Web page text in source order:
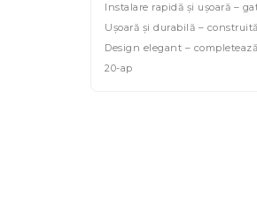
Instalare rapidă și ușoară –
Ușoară și durabilă –
Design elegant –
20-ap